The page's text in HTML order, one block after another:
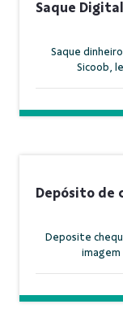
Saque Digital
Saque
Sicoob,
Depósito de
Deposite
imagem